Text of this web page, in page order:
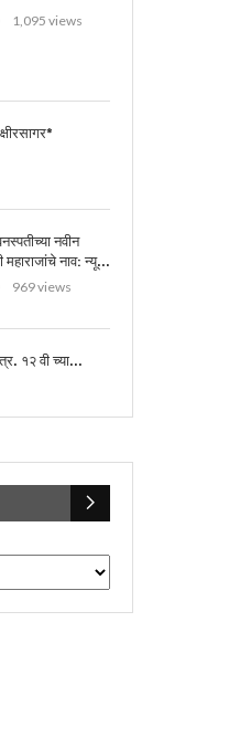
1,095 views
नवीन
महाराजांचे नाव: न्यू...
969 views
१२ वी च्या...